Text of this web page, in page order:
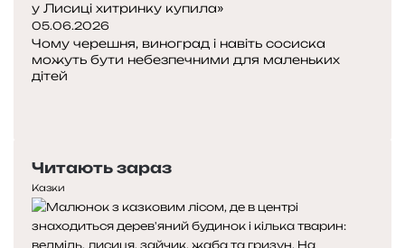
у Лисиці хитринку купила»
05.06.2026
Чому черешня, виноград і навіть сосиска
можуть бути небезпечними для маленьких
дітей
Читають зараз
Казки